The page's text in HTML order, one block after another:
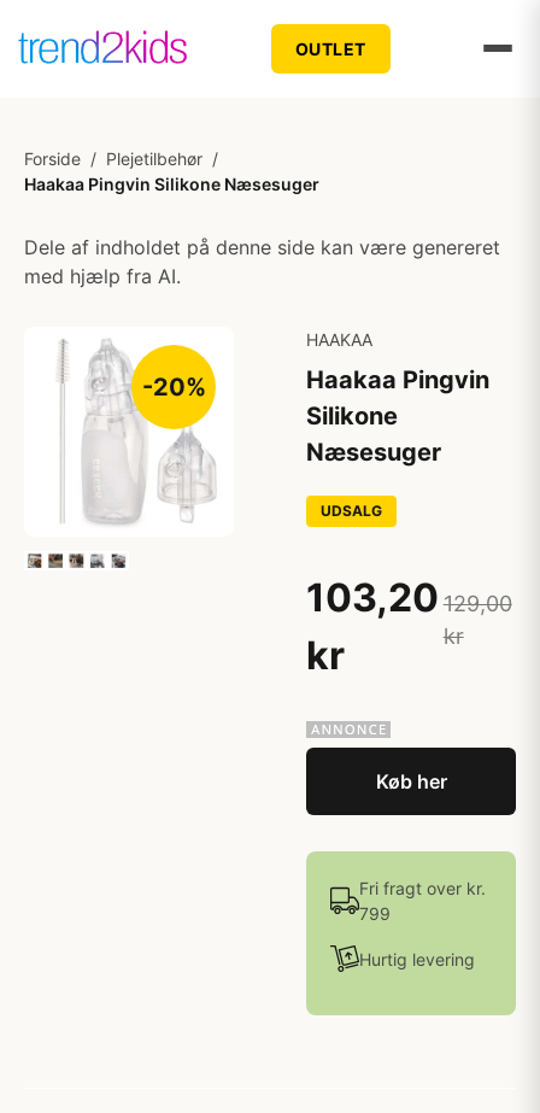
OUTLET
Forside / Plejetilbehør /
Haakaa Pingvin Silikone Næsesuger
Dele af indholdet på denne side kan være genereret
med hjælp fra AI.
-20%
HAAKAA
Haakaa Pingvin
Silikone
Næsesuger
UDSALG
103,20
kr
129,00
kr
Køb her
Fri fragt over kr.
799
Hurtig levering